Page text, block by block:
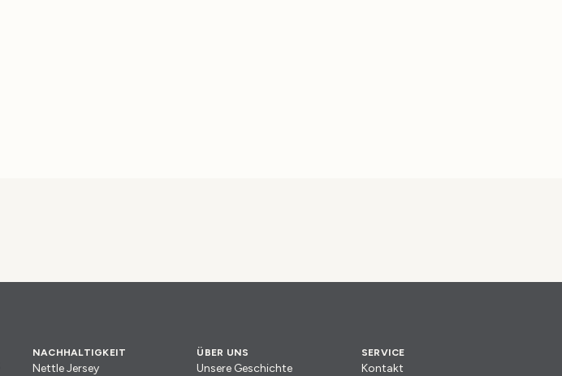
NACHHALTIGKEIT
Nettle Jersey
ÜBER UNS
Unsere Geschichte
SERVICE
Kontakt